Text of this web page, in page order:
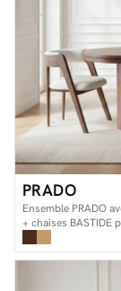
PRADO
Ensemble PRADO
+ chaises BASTIDE